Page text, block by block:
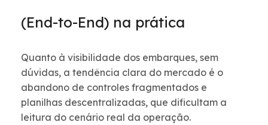
(End-to-End) na prática
Quanto à visibilidade dos embarques, sem
dúvidas, a tendência clara do mercado é o
abandono de controles fragmentados e
planilhas descentralizadas, que dificultam a
leitura do cenário real da operação.